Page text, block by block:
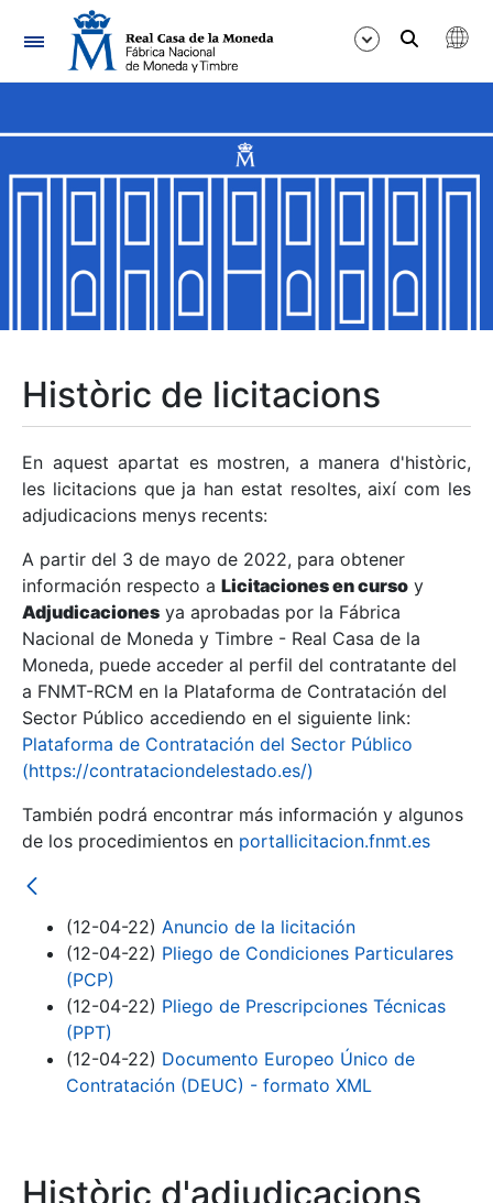
Navegació
Mostra/Amaga
Mostra/Amaga
Mostra/Amaga
Mostra/Amaga
Mostra/Amaga
Històric de licitacions
En aquest apartat es mostren, a manera d'històric,
les licitacions que ja han estat resoltes, així com les
adjudicacions menys recents:
A partir del 3 de mayo de 2022, para obtener
información respecto a Licitaciones en curso y
Adjudicaciones ya aprobadas por la Fábrica
Nacional de Moneda y Timbre - Real Casa de la
Moneda, puede acceder al perfil del contratante del
a FNMT-RCM en la Plataforma de Contratación del
Sector Público accediendo en el siguiente link:
Plataforma de Contratación del Sector Público
(https://contrataciondelestado.es/)
También podrá encontrar más información y algunos
de los procedimientos en portallicitacion.fnmt.es
(12-04-22) Anuncio de la licitación
(12-04-22) Pliego de Condiciones Particulares
(PCP)
(12-04-22) Pliego de Prescripciones Técnicas
(PPT)
(12-04-22) Documento Europeo Único de
Contratación (DEUC) - formato XML
Històric d'adjudicacions